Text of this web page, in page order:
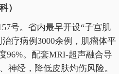
）
号。省内最早开设“子宫肌
疗病例3000余例，肌瘤体平
96%。配套MRI-超声融合导
神经，降低皮肤灼伤风险。